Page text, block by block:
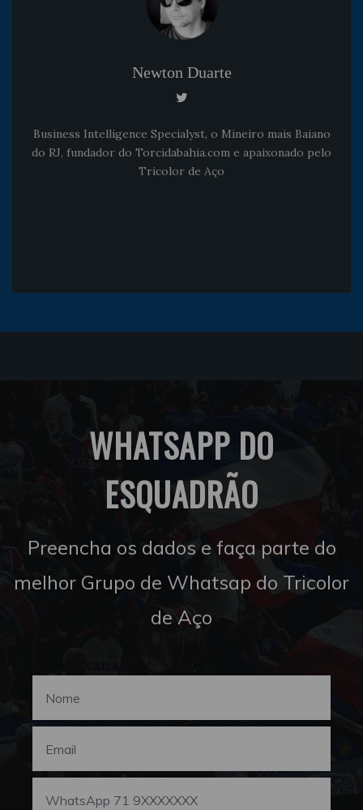
Newton Duarte
Business Intelligence Specialyst, o Mineiro mais Baiano
do RJ, fundador do Torcidabahia.com e apaixonado pelo
Tricolor de Aço
WHATSAPP DO
ESQUADRÃO
Preencha os dados e faça parte do
melhor Grupo de Whatsap do Tricolor
de Aço